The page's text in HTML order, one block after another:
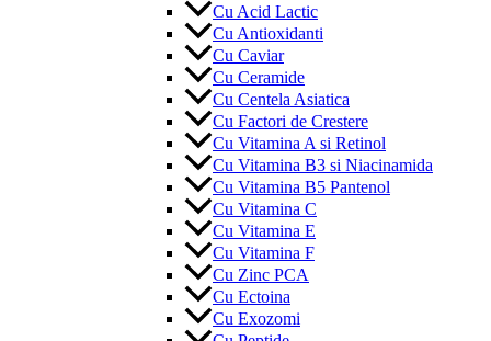
Cu Acid Lactic
Cu Antioxidanti
Cu Caviar
Cu Ceramide
Cu Centela Asiatica
Cu Factori de Crestere
Cu Vitamina A si Retinol
Cu Vitamina B3 si Niacinamida
Cu Vitamina B5 Pantenol
Cu Vitamina C
Cu Vitamina E
Cu Vitamina F
Cu Zinc PCA
Cu Ectoina
Cu Exozomi